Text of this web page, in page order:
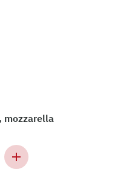
mozzarella